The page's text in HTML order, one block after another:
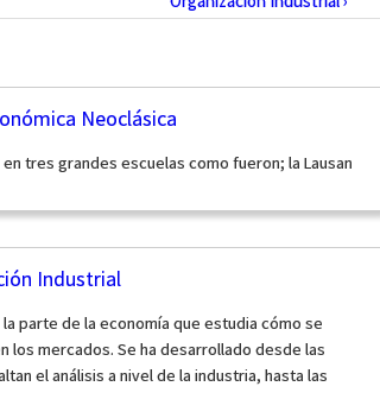
Neoclásica
tres grandes escuelas como fueron; la Lausan
Industrial
parte de la economía que estudia cómo se
los mercados. Se ha desarrollado desde las
el análisis a nivel de la industria, hasta las